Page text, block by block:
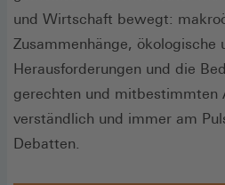
und Wirtschaft bewegt:
Zusammenhänge, ökologische
Herausforderungen und die
gerechten und mitbestimmten
verständlich und immer am
Debatten.